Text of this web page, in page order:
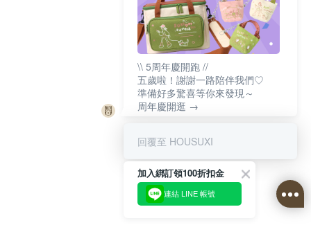
\\ 5周年慶開跑 //
五歲啦！謝謝一路陪伴我們♡
準備好多驚喜等你來發現～
周年慶開逛 →
回覆至 HOUSUXI
加入綁訂領100折扣金
連結 LINE 帳號